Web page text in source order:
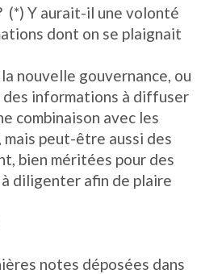
(*) Y aurait-il une volonté
dont on se plaignait
nouvelle gouvernance, ou
informations à diffuser
combinaison avec les
peut-être aussi des
bien méritées pour des
diligenter afin de plaire
notes déposées dans